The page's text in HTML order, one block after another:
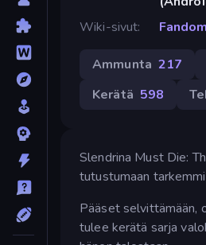
Wiki-sivut
Fandom
Ammunta 217
Kerätä 598
Slendrina Must Die:
tutustumaan
Pääset selvittämään,
tulee kerätä sarja